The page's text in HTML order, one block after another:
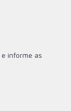
e informe as